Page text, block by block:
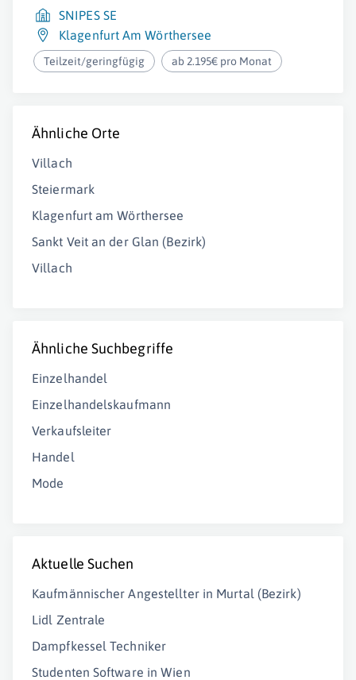
SNIPES SE
Klagenfurt Am Wörthersee
Teilzeit/geringfügig ab 2.195€ pro Monat
Ähnliche Orte
Villach
Steiermark
Klagenfurt am Wörthersee
Sankt Veit an der Glan (Bezirk)
Villach
Ähnliche Suchbegriffe
Einzelhandel
Einzelhandelskaufmann
Verkaufsleiter
Handel
Mode
Aktuelle Suchen
Kaufmännischer Angestellter in Murtal (Bezirk)
Lidl Zentrale
Dampfkessel Techniker
Studenten Software in Wien